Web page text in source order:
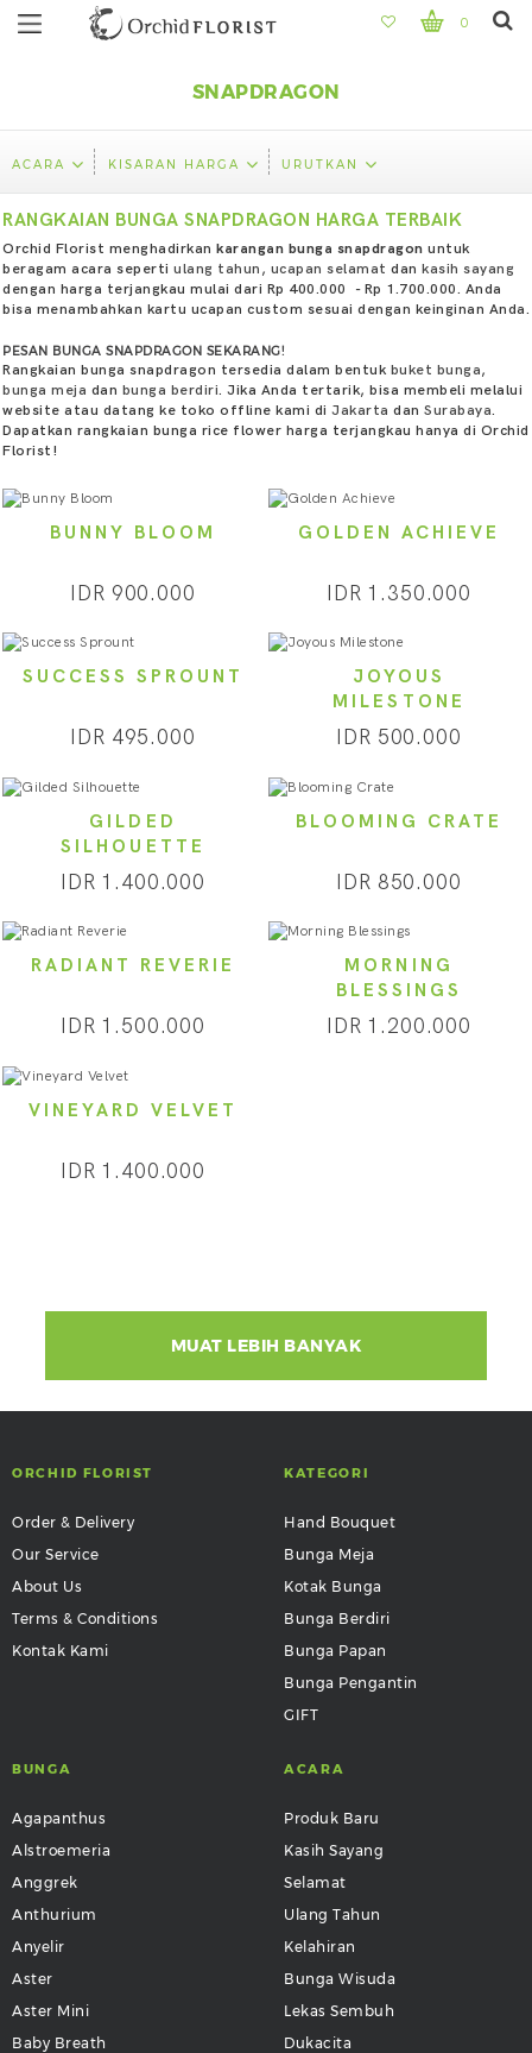
0
SNAPDRAGON
ACARA KISARAN HARGA URUTKAN
RANGKAIAN BUNGA SNAPDRAGON HARGA TERBAIK
Orchid Florist menghadirkan karangan bunga snapdragon untuk
beragam acara seperti ulang tahun , ucapan selamat dan kasih sayang
dengan harga terjangkau mulai dari Rp 400.000 - Rp 1.700.000. Anda
bisa menambahkan kartu ucapan custom sesuai dengan keinginan Anda.
PESAN BUNGA SNAPDRAGON SEKARANG!
Rangkaian bunga snapdragon tersedia dalam bentuk buket bunga,
bunga meja dan bunga berdiri. Jika Anda tertarik, bisa membeli melalui
website atau datang ke toko offline kami di Jakarta dan Surabaya.
Dapatkan rangkaian bunga rice flower harga terjangkau hanya di Orchid
Florist!
BUNNY BLOOM
IDR 900.000
GOLDEN ACHIEVE
IDR 1.350.000
SUCCESS SPROUNT
IDR 495.000
JOYOUS
MILESTONE
IDR 500.000
GILDED
SILHOUETTE
IDR 1.400.000
BLOOMING CRATE
IDR 850.000
RADIANT REVERIE
IDR 1.500.000
MORNING
BLESSINGS
IDR 1.200.000
VINEYARD VELVET
IDR 1.400.000
MUAT LEBIH BANYAK
ORCHID FLORIST
Order & Delivery
Our Service
About Us
Terms & Conditions
Kontak Kami
KATEGORI
Hand Bouquet
Bunga Meja
Kotak Bunga
Bunga Berdiri
Bunga Papan
Bunga Pengantin
GIFT
BUNGA
Agapanthus
Alstroemeria
Anggrek
Anthurium
Anyelir
Aster
Aster Mini
Baby Breath
ACARA
Produk Baru
Kasih Sayang
Selamat
Ulang Tahun
Kelahiran
Bunga Wisuda
Lekas Sembuh
Dukacita